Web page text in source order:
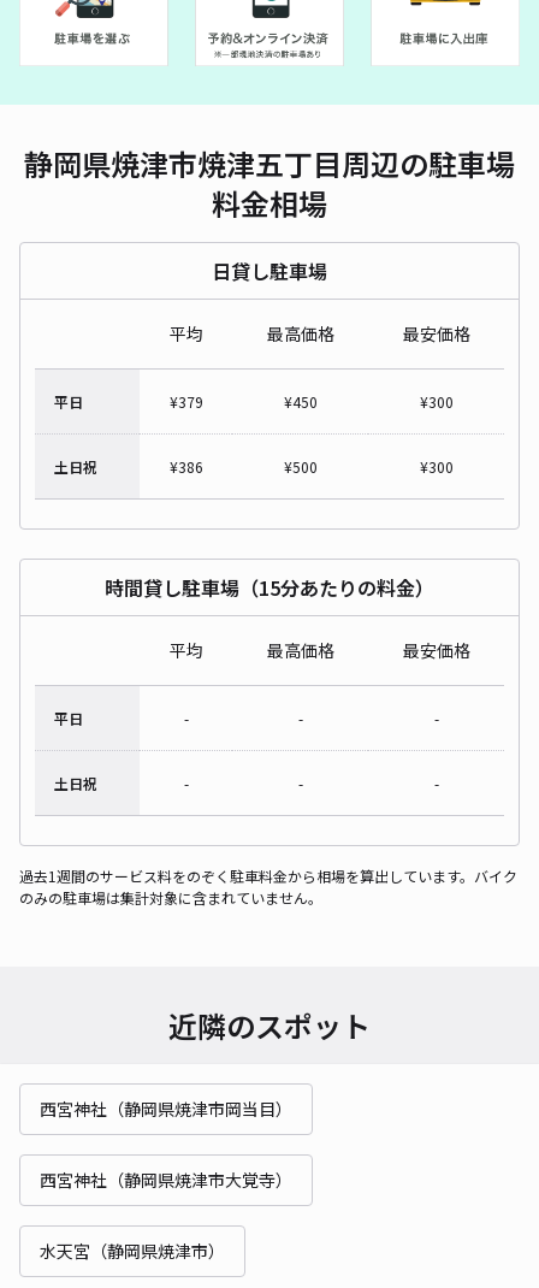
静岡県焼津市焼津五丁目周辺の駐車場
料金相場
日貸し駐車場
平均 最高価格 最安価格
平日 ¥379 ¥450 ¥300
土日祝 ¥386 ¥500 ¥300
時間貸し駐車場（15分あたりの料金）
平均 最高価格 最安価格
平日 - - -
土日祝 - - -
過去1週間のサービス料をのぞく駐車料金から相場を算出しています。バイク
のみの駐車場は集計対象に含まれていません。
近隣のスポット
西宮神社（静岡県焼津市岡当目）
西宮神社（静岡県焼津市大覚寺）
水天宮（静岡県焼津市）